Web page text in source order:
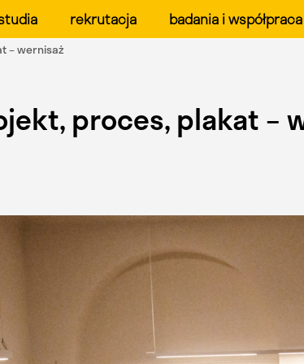
Przemysłowych
rekrutacja badania i współpraca
– wernisaż
proces, plakat –